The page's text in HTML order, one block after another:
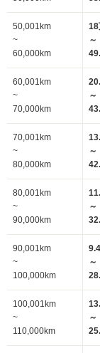
50,001km
~
60,000km
18
～
60,001km
~
70,000km
～
70,001km
~
80,000km
～
80,001km
~
90,000km
～
90,001km
~
100,000km
～
100,001km
~
110,000km
～